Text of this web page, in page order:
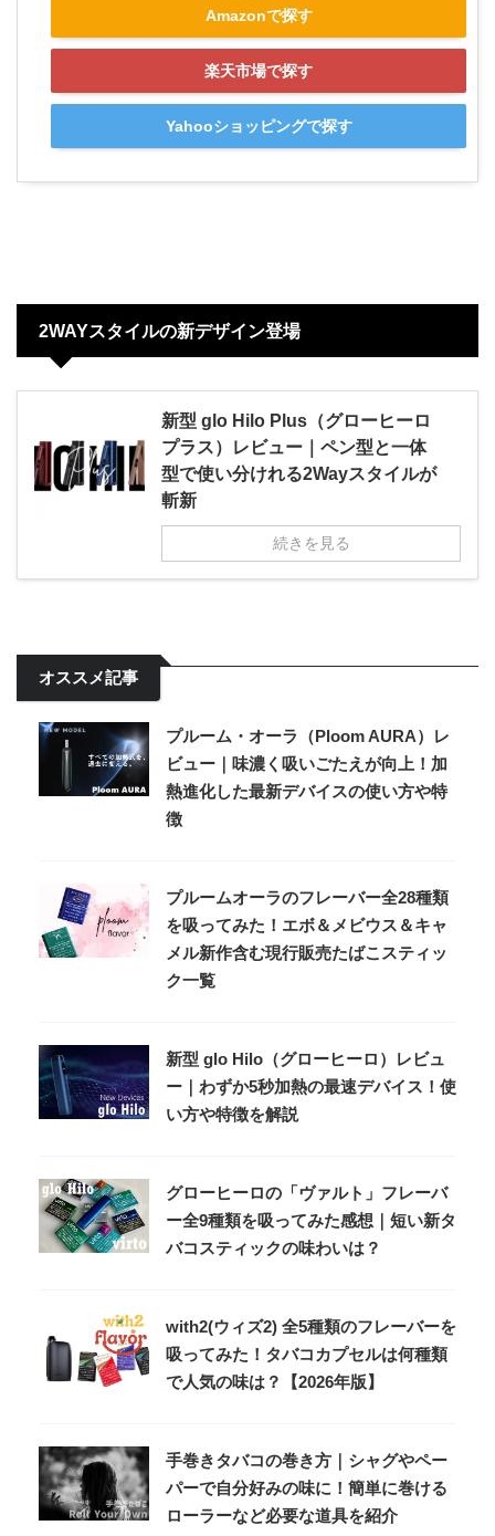
Amazonで探す
楽天市場で探す
Yahooショッピングで探す
2WAYスタイルの新デザイン登場
新型 glo Hilo Plus（グローヒーロ
プラス）レビュー｜ペン型と一体
型で使い分けれる2Wayスタイルが
斬新
続きを見る
オススメ記事
プルーム・オーラ（Ploom AURA）レ
ビュー｜味濃く吸いごたえが向上！加
熱進化した最新デバイスの使い方や特
徴
プルームオーラのフレーバー全28種類
を吸ってみた！エボ＆メビウス＆キャ
メル新作含む現行販売たばこスティッ
ク一覧
新型 glo Hilo（グローヒーロ）レビュ
ー｜わずか5秒加熱の最速デバイス！使
い方や特徴を解説
グローヒーロの「ヴァルト」フレーバ
ー全9種類を吸ってみた感想｜短い新タ
バコスティックの味わいは？
with2(ウィズ2) 全5種類のフレーバーを
吸ってみた！タバコカプセルは何種類
で人気の味は？【2026年版】
手巻きタバコの巻き方｜シャグやペー
パーで自分好みの味に！簡単に巻ける
ローラーなど必要な道具を紹介